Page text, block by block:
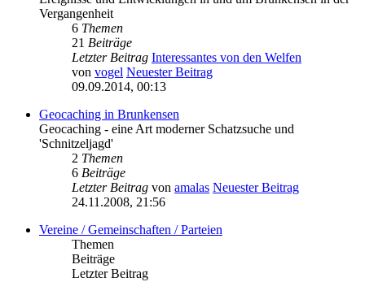
Vergangenheit
6 Themen
21 Beiträge
Letzter Beitrag Interessantes von den Welfen
von vogel Neuester Beitrag
09.09.2014, 00:13
Geocaching in Brunkensen
Geocaching - eine Art moderner Schatzsuche und
'Schnitzeljagd'
2 Themen
6 Beiträge
Letzter Beitrag von amalas Neuester Beitrag
24.11.2008, 21:56
Vereine / Gemeinschaften / Parteien
Themen
Beiträge
Letzter Beitrag